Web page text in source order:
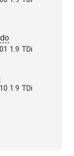
1.9 TDi
1.9 TDi